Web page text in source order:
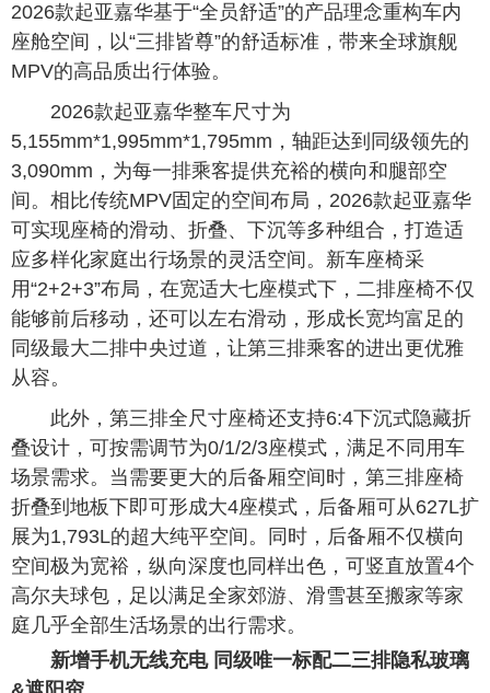
2026款起亚嘉华基于“全员舒适”的产品理念重构车内
座舱空间，以“三排皆尊”的舒适标准，带来全球旗舰
MPV的高品质出行体验。
2026款起亚嘉华整车尺寸为
5,155mm*1,995mm*1,795mm，轴距达到同级领先的
3,090mm，为每一排乘客提供充裕的横向和腿部空
间。相比传统MPV固定的空间布局，2026款起亚嘉华
可实现座椅的滑动、折叠、下沉等多种组合，打造适
应多样化家庭出行场景的灵活空间。新车座椅采
用“2+2+3”布局，在宽适大七座模式下，二排座椅不仅
能够前后移动，还可以左右滑动，形成长宽均富足的
同级最大二排中央过道，让第三排乘客的进出更优雅
从容。
此外，第三排全尺寸座椅还支持6:4下沉式隐藏折
叠设计，可按需调节为0/1/2/3座模式，满足不同用车
场景需求。当需要更大的后备厢空间时，第三排座椅
折叠到地板下即可形成大4座模式，后备厢可从627L扩
展为1,793L的超大纯平空间。同时，后备厢不仅横向
空间极为宽裕，纵向深度也同样出色，可竖直放置4个
高尔夫球包，足以满足全家郊游、滑雪甚至搬家等家
庭几乎全部生活场景的出行需求。
新增手机无线充电 同级唯一标配二三排隐私玻璃